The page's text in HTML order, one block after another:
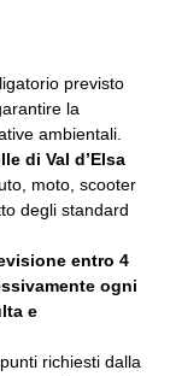
previsto
la
ambientali.
di Val d’Elsa
moto, scooter
degli standard
entro 4
ogni
e
richiesti dalla